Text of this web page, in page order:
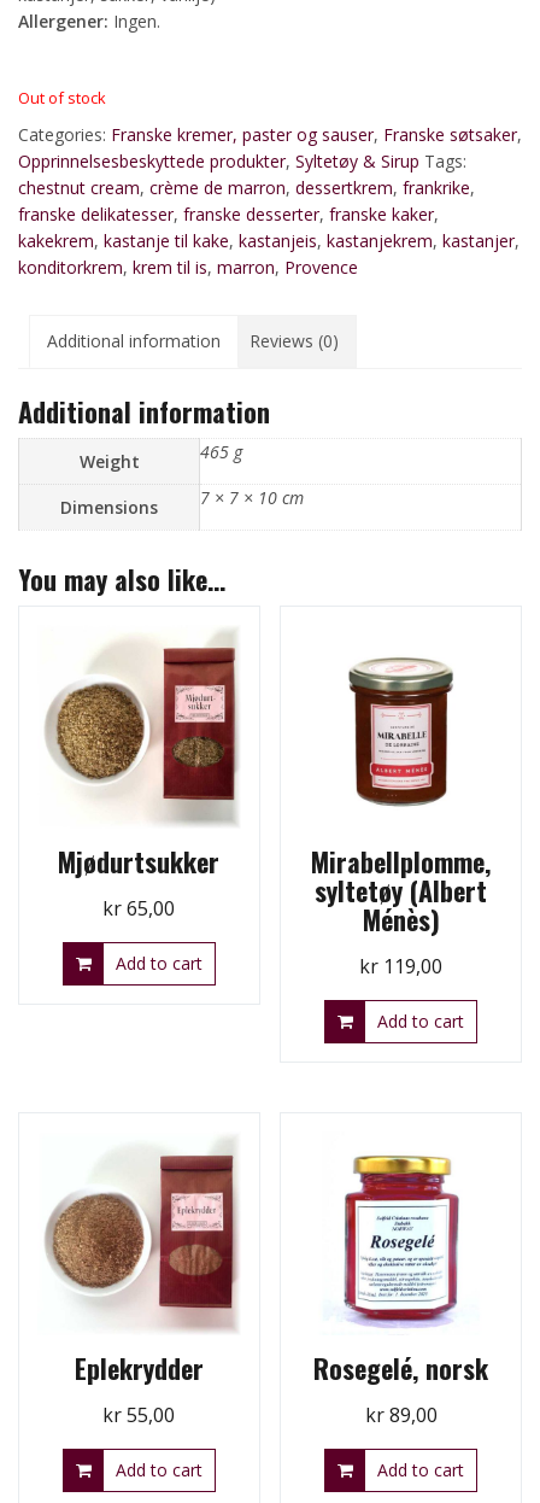
Allergener: Ingen.
Out of stock
Categories: Franske kremer, paster og sauser, Franske søtsaker,
Opprinnelsesbeskyttede produkter, Syltetøy & Sirup Tags:
chestnut cream, crème de marron, dessertkrem, frankrike,
franske delikatesser, franske desserter, franske kaker,
kakekrem, kastanje til kake, kastanjeis, kastanjekrem, kastanjer,
konditorkrem, krem til is, marron, Provence
Additional information Reviews (0)
Additional information
Weight 465 g
Dimensions 7 × 7 × 10 cm
You may also like…
Mjødurtsukker
kr65,00
Add to cart
Mirabellplomme,
syltetøy (Albert
Ménès)
kr 119,00
Add to cart
Eplekrydder
kr55,00
Add to cart
Rosegelé, norsk
kr89,00
Add to cart